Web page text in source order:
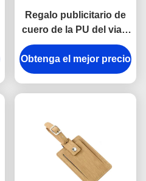
Regalo publicitario de
cuero de la PU del viaje
de la etiqueta del
equipaje de la tela del
rectángulo del color de
Obtenga el mejor precio